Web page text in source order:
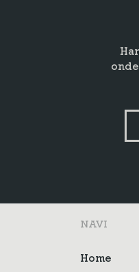
NAVI
Home